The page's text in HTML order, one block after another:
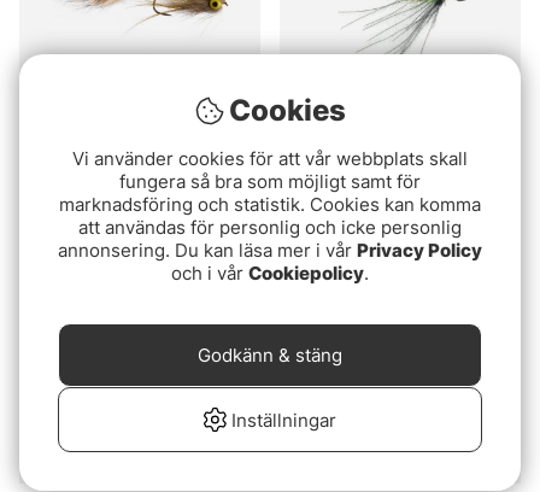
Umpqua Kamikaze
Sculpin Gold
89 kr
Umpqua CDC Cased
Caddis Jig Dorseyf
49 kr
Cookies
Vi använder cookies för att vår webbplats skall
fungera så bra som möjligt samt för
marknadsföring och statistik. Cookies kan komma
att användas för personlig och icke personlig
annonsering. Du kan läsa mer i vår Privacy Policy
och i vår Cookiepolicy.
Inställningar
Godkänn & stäng